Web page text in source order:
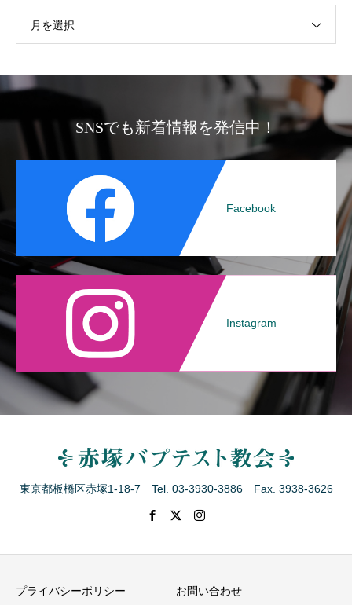
月を選択
SNSでも新着情報を発信中！
Facebook
Instagram
東京都板橋区赤塚1-18-7 Tel. 03-3930-3886 Fax. 3938-3626
プライバシーポリシー お問い合わせ